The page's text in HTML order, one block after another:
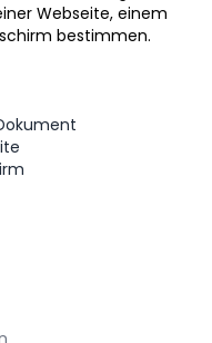
Webseite, einem
bestimmen.